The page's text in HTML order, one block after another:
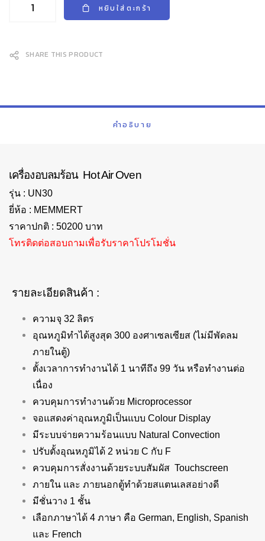
หยิบใส่ตะกร้า
SHARE THIS PRODUCT
คำอธิบาย
เครื่องอบลมร้อน Hot Air Oven
รุ่น : UN30
ยี่ห้อ : MEMMERT
ราคาปกติ : 50200 บาท
โทรติดต่อสอบถามเพื่อรับราคาโปรโมชั่น
รายละเอียดสินค้า :
ความจุ 32 ลิตร
อุณหภูมิทำได้สูงสุด 300 องศาเซลเซียส (ไม่มีพัดลม
ภายในตู้)
ตั้งเวลาการทำงานได้ 1 นาทีถึง 99 วัน หรือทำงานต่อ
เนื่อง
ควบคุมการทำงานด้วย Microprocessor
จอแสดงค่าอุณหภูมิเป็นแบบ Colour Display
มีระบบจ่ายความร้อนแบบ Natural Convection
ปรับตั้งอุณหภูมิได้ 2 หน่วย C กับ F
ควบคุมการสั่งงานด้วยระบบสัมผัส Touchscreen
ภายใน และ ภายนอกตู้ทำด้วยสแตนเลสอย่างดี
มีชั่นวาง 1 ชั้น
เลือกภาษาได้ 4 ภาษา คือ German, English, Spanish
และ French